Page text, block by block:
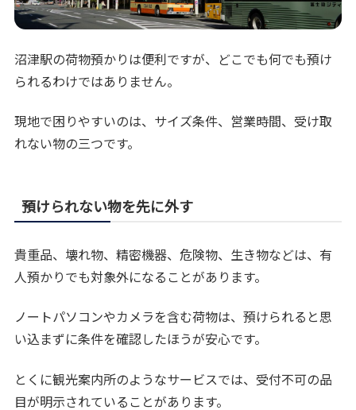
沼津駅の荷物預かりは便利ですが、どこでも何でも預け
られるわけではありません。
現地で困りやすいのは、サイズ条件、営業時間、受け取
れない物の三つです。
預けられない物を先に外す
貴重品、壊れ物、精密機器、危険物、生き物などは、有
人預かりでも対象外になることがあります。
ノートパソコンやカメラを含む荷物は、預けられると思
い込まずに条件を確認したほうが安心です。
とくに観光案内所のようなサービスでは、受付不可の品
目が明示されていることがあります。